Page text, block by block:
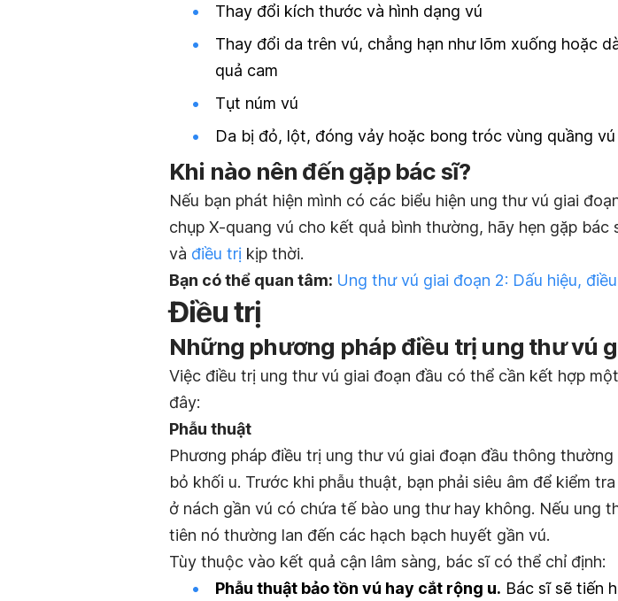
Thay đổi kích thước và hình dạng vú
Thay đổi da trên vú, chẳng hạn như lõm xuống hoặc
quả cam
Tụt núm vú
Da bị đỏ, lột, đóng vảy hoặc bong tróc vùng quầng
Khi nào nên đến gặp bác sĩ?
Nếu bạn phát hiện mình có các biểu hiện ung thư vú giai
chụp X-quang vú cho kết quả bình thường, hãy hẹn gặp bác
và điều trị kịp thời.
Bạn có thể quan tâm: Ung thư vú giai đoạn 2: Dấu hiệu,
Điều trị
Những phương pháp điều trị ung thư vú
Việc điều trị ung thư vú giai đoạn đầu có thể cần kết hợp
đây:
Phẫu thuật
Phương pháp điều trị ung thư vú giai đoạn đầu thông thường
bỏ khối u. Trước khi phẫu thuật, bạn phải siêu âm để kiểm
ở nách gần vú có chứa tế bào ung thư hay không. Nếu ung
tiên nó thường lan đến các hạch bạch huyết gần vú.
Tùy thuộc vào kết quả cận lâm sàng, bác sĩ có thể chỉ định:
Phẫu thuật bảo tồn vú hay cắt rộng u. Bác sĩ sẽ tiến